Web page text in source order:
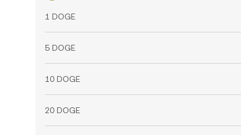
1 DOGE
5 DOGE
10 DOGE
20 DOGE